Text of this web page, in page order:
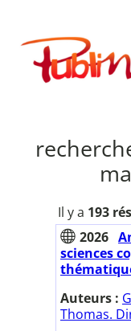
contenu
Publimath
Il y a 193
2026
sciences
Auteurs :
Thomas.